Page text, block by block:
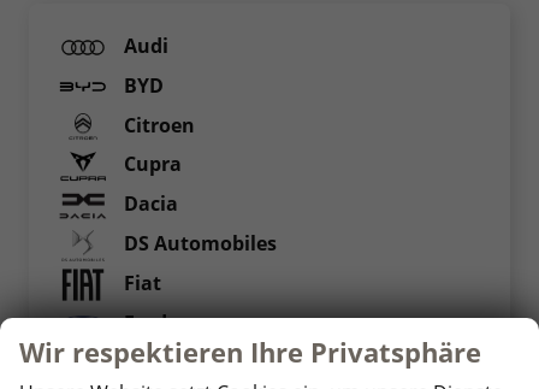
Audi
BYD
Citroen
Cupra
Dacia
DS Automobiles
Fiat
Ford
Foton
Wir respektieren Ihre Privatsphäre